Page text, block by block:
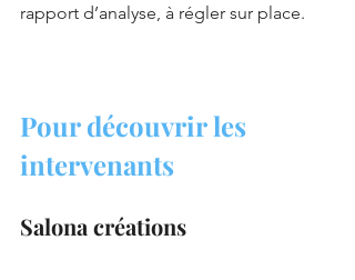
rapport d’analyse, à régler sur place.
Pour découvrir les
intervenants
Salona créations